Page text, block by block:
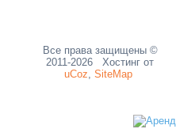
Все права защищены ©
2011-2026 Хостинг от
uCoz SiteMap